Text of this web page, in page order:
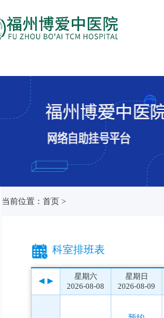
当前位置：首页 >
科室排班表
星期六
2026-08-08
星期日
2026-08-09